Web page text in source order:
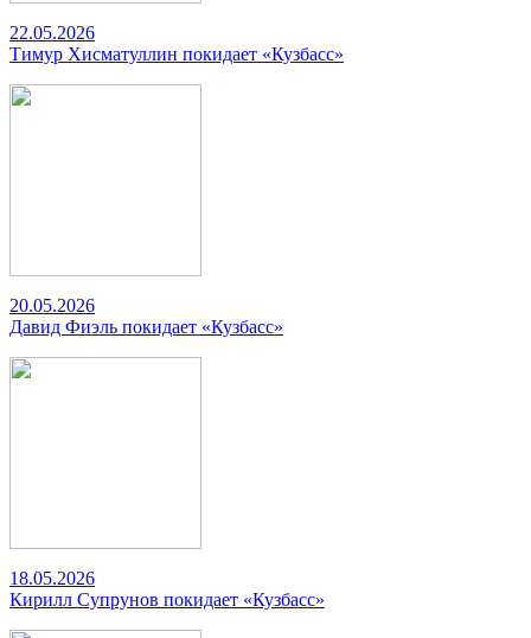
22.05.2026
Тимур Хисматуллин покидает «Кузбасс»
20.05.2026
Давид Фиэль покидает «Кузбасс»
18.05.2026
Кирилл Супрунов покидает «Кузбасс»